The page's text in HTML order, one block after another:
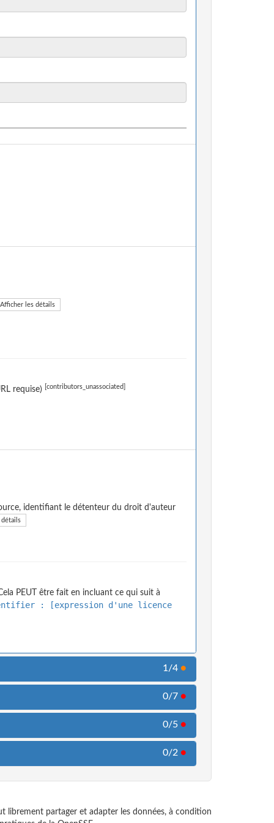
Afficher les détails
requise) [contributors_unassociated]
identifiant le détenteur du droit d'auteur
PEUT être fait en incluant ce qui suit à
: [expression d'une licence
1/4 ●
0/7 ●
0/5 ●
0/2 ●
librement partager et adapter les données, à condition